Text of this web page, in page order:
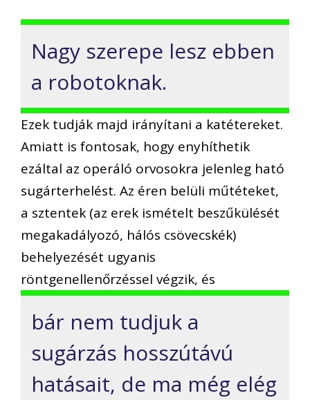
Nagy szerepe lesz ebben
a robotoknak.
Ezek tudják majd irányítani a katétereket.
Amiatt is fontosak, hogy enyhíthetik
ezáltal az operáló orvosokra jelenleg ható
sugárterhelést. Az éren belüli műtéteket,
a sztentek (az erek ismételt beszűkülését
megakadályozó, hálós csövecskék)
behelyezését ugyanis
röntgenellenőrzéssel végzik, és
bár nem tudjuk a
sugárzás hosszútávú
hatásait, de ma még elég